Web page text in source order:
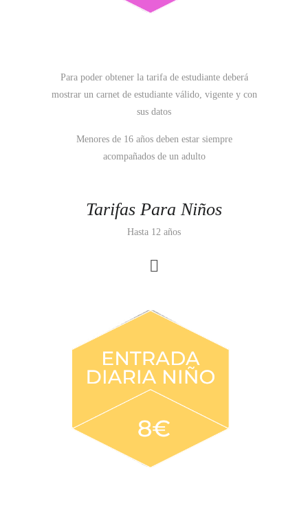
Para poder obtener la tarifa de estudiante deberá
mostrar un carnet de estudiante válido, vigente y con
sus datos
Menores de 16 años deben estar siempre
acompañados de un adulto
Tarifas Para Niños
Hasta 12 años